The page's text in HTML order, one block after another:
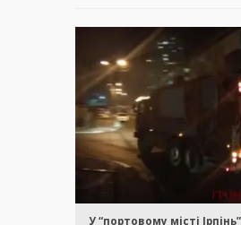
У “портовому місті